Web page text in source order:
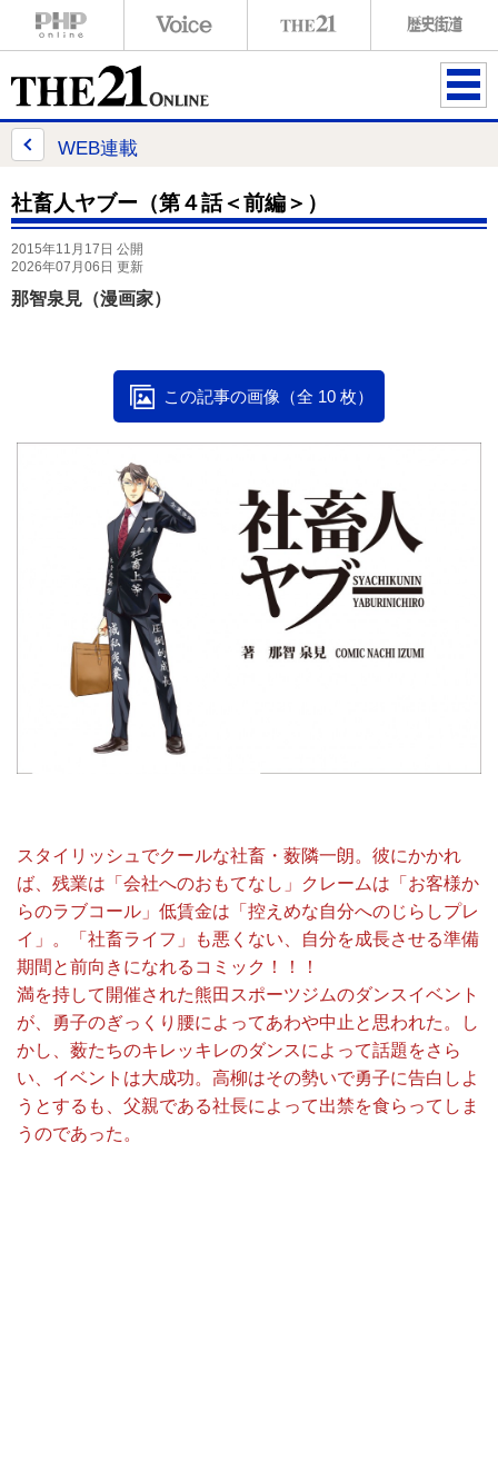
ME
WEB連載
社畜人ヤブー（第４話＜前編＞）
2015年11月17日 公開
2026年07月06日 更新
那智泉見（漫画家）
この記事の画像（全 10 枚）
スタイリッシュでクールな社畜・薮隣一朗。彼にかかれ
ば、残業は「会社へのおもてなし」クレームは「お客様か
らのラブコール」低賃金は「控えめな自分へのじらしプレ
イ」。「社畜ライフ」も悪くない、自分を成長させる準備
期間と前向きになれるコミック！！！
満を持して開催された熊田スポーツジムのダンスイベント
が、勇子のぎっくり腰によってあわや中止と思われた。し
かし、薮たちのキレッキレのダンスによって話題をさら
い、イベントは大成功。高柳はその勢いで勇子に告白しよ
うとするも、父親である社長によって出禁を食らってしま
うのであった。